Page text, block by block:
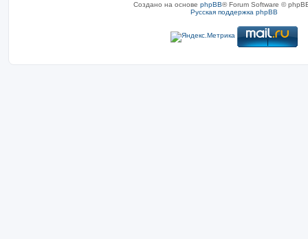
Создано на основе phpBB® Forum Software ©
Русская поддержка phpBB